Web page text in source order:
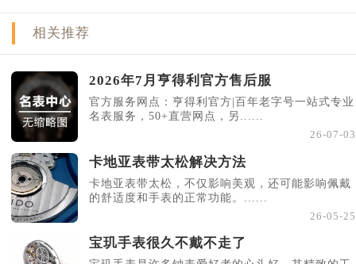
北京市朝阳区建国门外大街甲6号华熙国际中心D座11层1102室亨得利售后服务中心（需提前预约）
内蒙古自治区巴彦淖尔市临河区新华街亨得利售后服务中心（需提前预约）
内蒙古自治区包头市青山区幸福路甲3号王府井百货名表维修亨得利售后服务中心（需提前预约）
相关推荐
2026年7月亨得利官方售后服
官方服务网点：亨得利官方|百年老字号一站式专业
名表服务，50+直营网点，另......
26-07-03
卡地亚表带太松解决方法
卡地亚表带太松，不仅影响美观，还可能影响佩戴
的舒适度和手表的正常功能。......
26-05-25
宝玑手表很久不戴不走了